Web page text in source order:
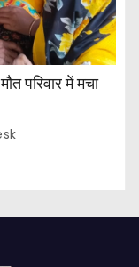
परिवार में मचा